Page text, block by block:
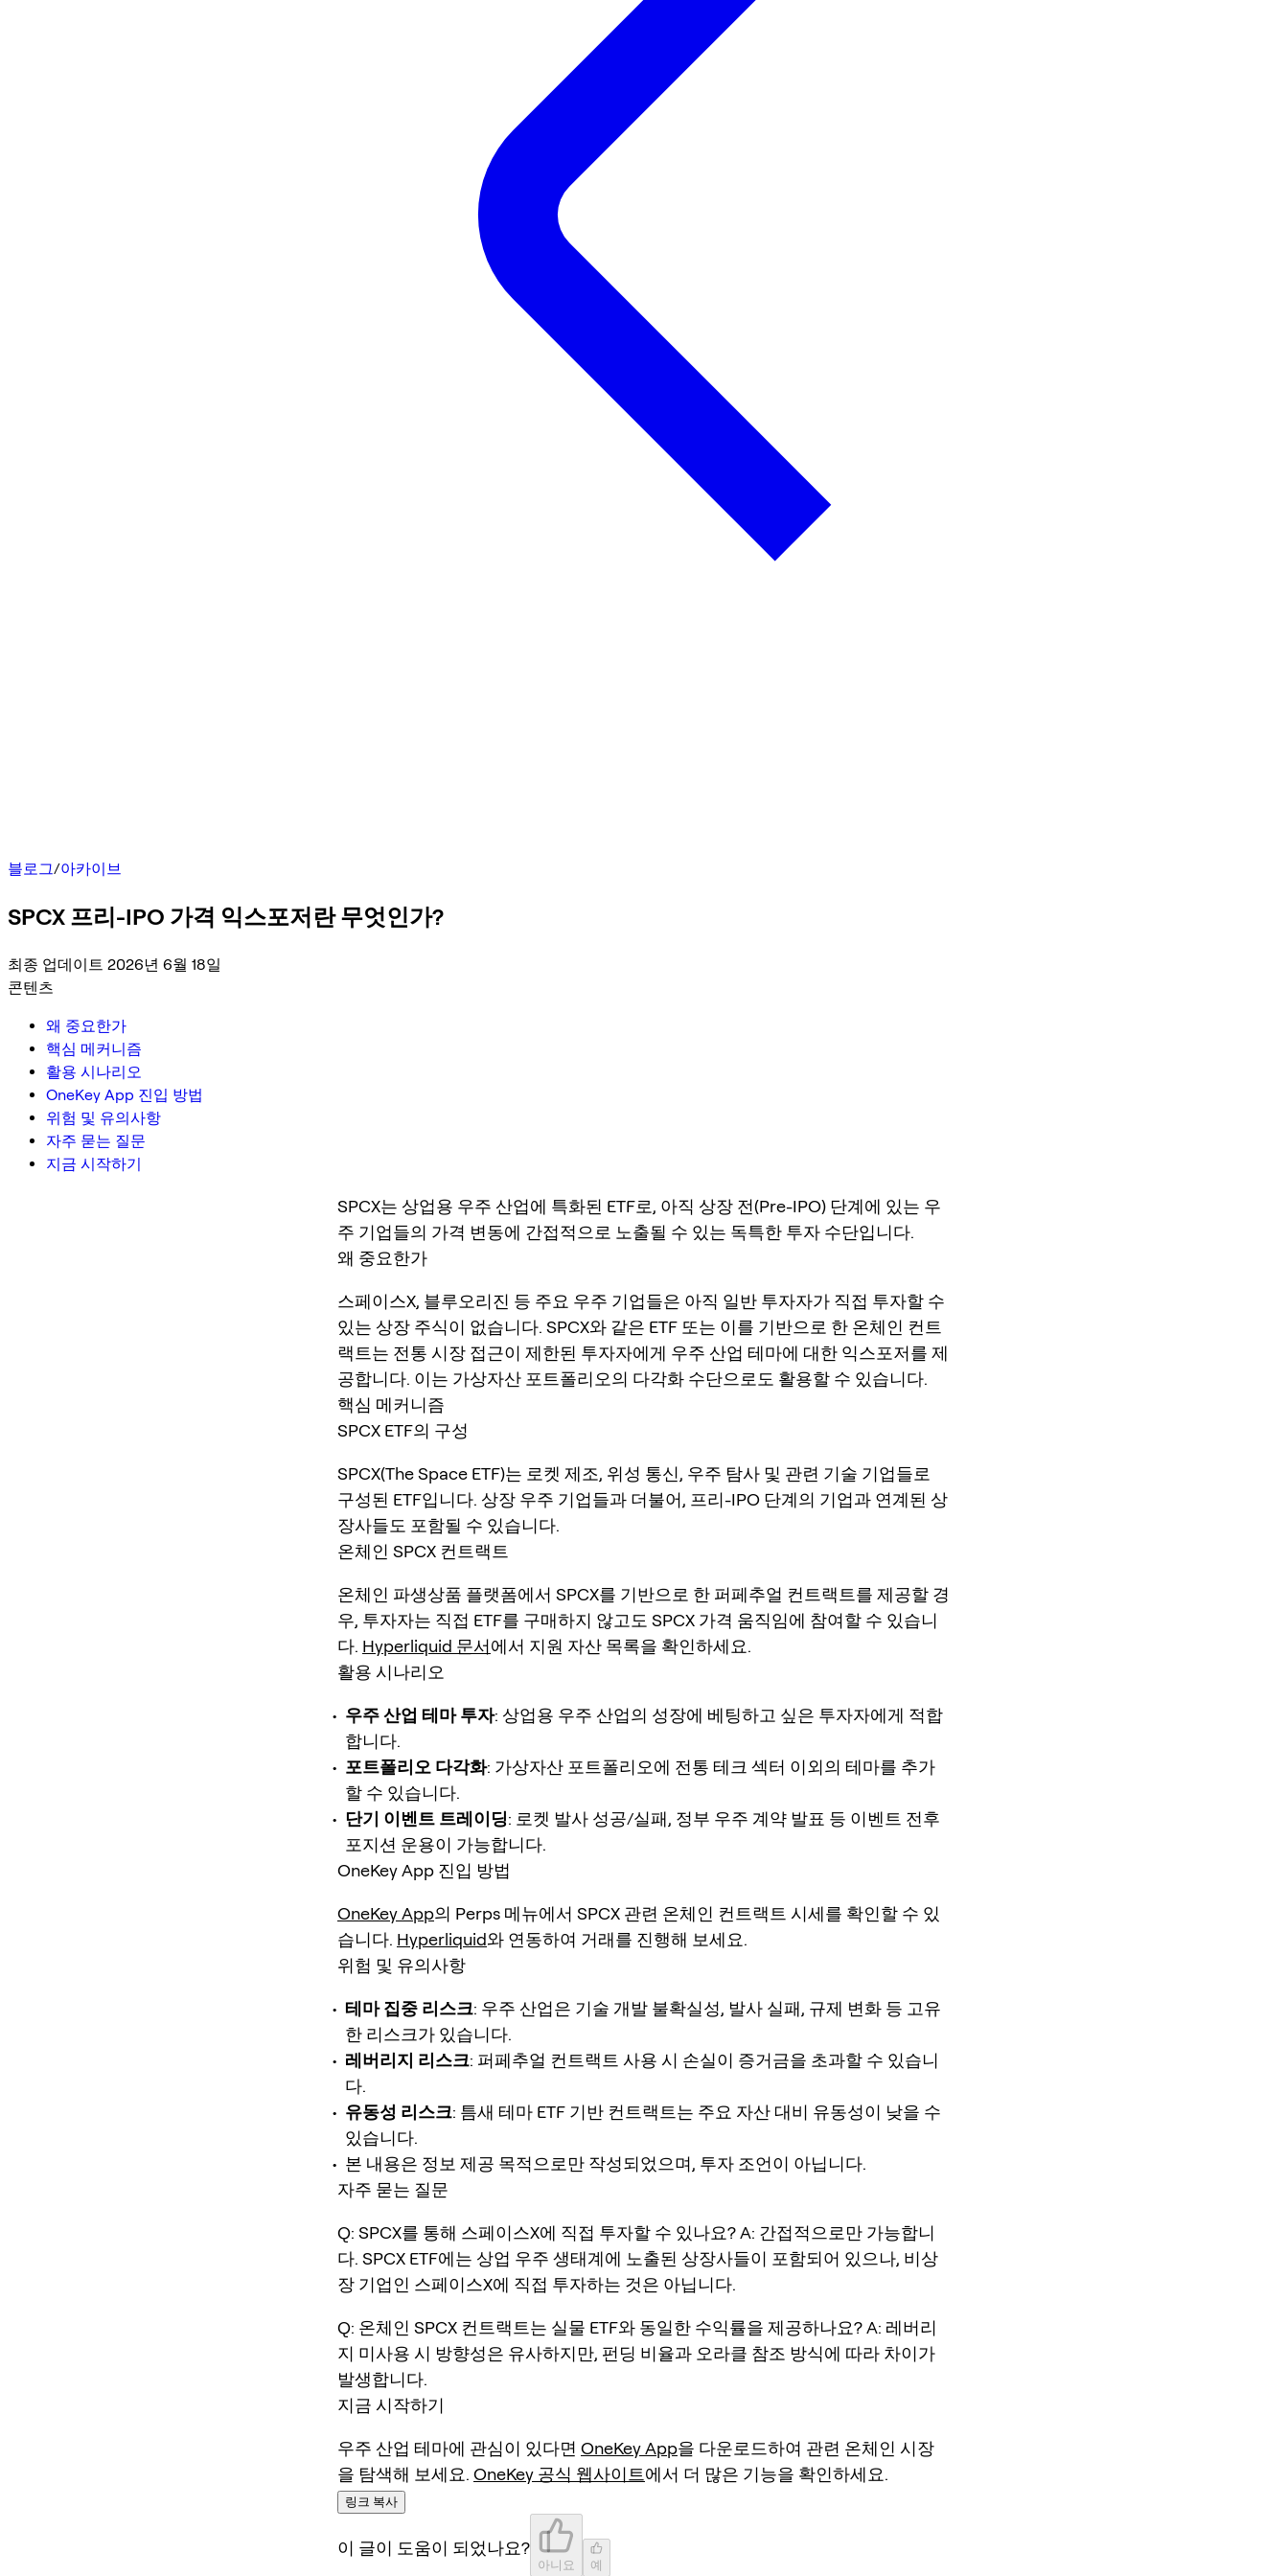
블로그/아카이브
SPCX 프리-IPO 가격 익스포저란 무엇인가?
최종 업데이트 2026년 6월 18일
콘텐츠
왜 중요한가
핵심 메커니즘
활용 시나리오
OneKey App 진입 방법
위험 및 유의사항
자주 묻는 질문
지금 시작하기
SPCX는 상업용 우주 산업에 특화된 ETF로, 아직 상장 전(Pre-IPO) 단계에 있는 우
주 기업들의 가격 변동에 간접적으로 노출될 수 있는 독특한 투자 수단입니다.
왜 중요한가
스페이스X, 블루오리진 등 주요 우주 기업들은 아직 일반 투자자가 직접 투자할 수
있는 상장 주식이 없습니다. SPCX와 같은 ETF 또는 이를 기반으로 한 온체인 컨트
랙트는 전통 시장 접근이 제한된 투자자에게 우주 산업 테마에 대한 익스포저를 제
공합니다. 이는 가상자산 포트폴리오의 다각화 수단으로도 활용할 수 있습니다.
핵심 메커니즘
SPCX ETF의 구성
SPCX(The Space ETF)는 로켓 제조, 위성 통신, 우주 탐사 및 관련 기술 기업들로
구성된 ETF입니다. 상장 우주 기업들과 더불어, 프리-IPO 단계의 기업과 연계된 상
장사들도 포함될 수 있습니다.
온체인 SPCX 컨트랙트
온체인 파생상품 플랫폼에서 SPCX를 기반으로 한 퍼페추얼 컨트랙트를 제공할 경
우, 투자자는 직접 ETF를 구매하지 않고도 SPCX 가격 움직임에 참여할 수 있습니
다. Hyperliquid 문서에서 지원 자산 목록을 확인하세요.
활용 시나리오
우주 산업 테마 투자: 상업용 우주 산업의 성장에 베팅하고 싶은 투자자에게 적합
합니다.
포트폴리오 다각화: 가상자산 포트폴리오에 전통 테크 섹터 이외의 테마를 추가
할 수 있습니다.
단기 이벤트 트레이딩: 로켓 발사 성공/실패, 정부 우주 계약 발표 등 이벤트 전후
포지션 운용이 가능합니다.
OneKey App 진입 방법
OneKey App의 Perps 메뉴에서 SPCX 관련 온체인 컨트랙트 시세를 확인할 수 있
습니다. Hyperliquid와 연동하여 거래를 진행해 보세요.
위험 및 유의사항
테마 집중 리스크: 우주 산업은 기술 개발 불확실성, 발사 실패, 규제 변화 등 고유
한 리스크가 있습니다.
레버리지 리스크: 퍼페추얼 컨트랙트 사용 시 손실이 증거금을 초과할 수 있습니
다.
유동성 리스크: 틈새 테마 ETF 기반 컨트랙트는 주요 자산 대비 유동성이 낮을 수
있습니다.
본 내용은 정보 제공 목적으로만 작성되었으며, 투자 조언이 아닙니다.
자주 묻는 질문
Q: SPCX를 통해 스페이스X에 직접 투자할 수 있나요? A: 간접적으로만 가능합니
다. SPCX ETF에는 상업 우주 생태계에 노출된 상장사들이 포함되어 있으나, 비상
장 기업인 스페이스X에 직접 투자하는 것은 아닙니다.
Q: 온체인 SPCX 컨트랙트는 실물 ETF와 동일한 수익률을 제공하나요? A: 레버리
지 미사용 시 방향성은 유사하지만, 펀딩 비율과 오라클 참조 방식에 따라 차이가
발생합니다.
지금 시작하기
우주 산업 테마에 관심이 있다면 OneKey App을 다운로드하여 관련 온체인 시장
을 탐색해 보세요. OneKey 공식 웹사이트에서 더 많은 기능을 확인하세요.
링크 복사
이 글이 도움이 되었나요?
아니요 예